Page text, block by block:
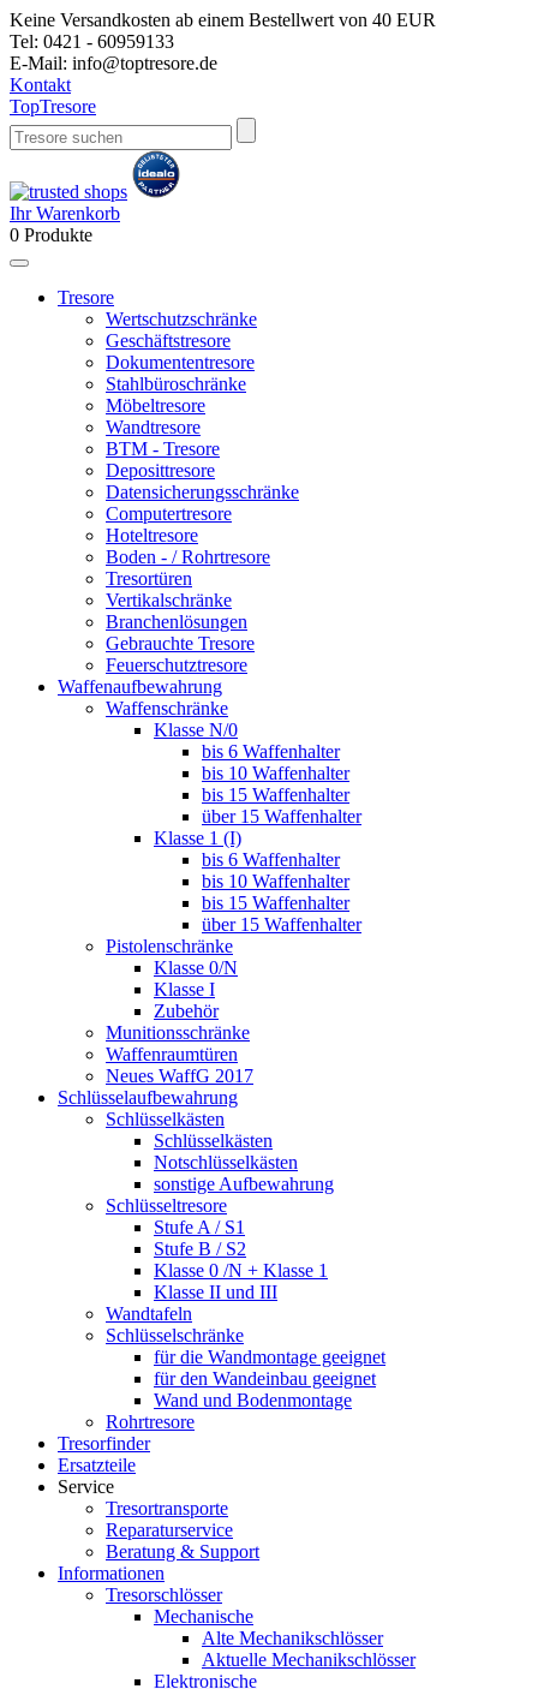
Keine Versandkosten ab einem Bestellwert von 40 EUR
Tel: 0421 - 60959133
E-Mail: info@toptresore.de
Kontakt
TopTresore
Ihr Warenkorb
0 Produkte
Tresore
Wertschutzschränke
Geschäftstresore
Dokumententresore
Stahlbüroschränke
Möbeltresore
Wandtresore
BTM - Tresore
Deposittresore
Datensicherungsschränke
Computertresore
Hoteltresore
Boden - / Rohrtresore
Tresortüren
Vertikalschränke
Branchenlösungen
Gebrauchte Tresore
Feuerschutztresore
Waffenaufbewahrung
Waffenschränke
Klasse N/0
bis 6 Waffenhalter
bis 10 Waffenhalter
bis 15 Waffenhalter
über 15 Waffenhalter
Klasse 1 (I)
bis 6 Waffenhalter
bis 10 Waffenhalter
bis 15 Waffenhalter
über 15 Waffenhalter
Pistolenschränke
Klasse 0/N
Klasse I
Zubehör
Munitionsschränke
Waffenraumtüren
Neues WaffG 2017
Schlüsselaufbewahrung
Schlüsselkästen
Schlüsselkästen
Notschlüsselkästen
sonstige Aufbewahrung
Schlüsseltresore
Stufe A / S1
Stufe B / S2
Klasse 0 /N + Klasse 1
Klasse II und III
Wandtafeln
Schlüsselschränke
für die Wandmontage geeignet
für den Wandeinbau geeignet
Wand und Bodenmontage
Rohrtresore
Tresorfinder
Ersatzteile
Service
Tresortransporte
Reparaturservice
Beratung & Support
Informationen
Tresorschlösser
Mechanische
Alte Mechanikschlösser
Aktuelle Mechanikschlösser
Elektronische